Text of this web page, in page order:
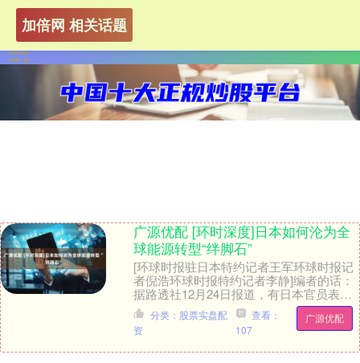
加倍网 相关话题
广源优配 [环时深度]日本如何沦为全
球能源转型“绊脚石”
[环球时报驻日本特约记者王军环球时报记
者倪浩环球时报特约记者李静]编者的话：
据路透社12月24日报道，有日本官员表
示，该国政府决定停止对大型光伏项目进
行财政支持....
广源优配
分类：股票实盘配
资
查看：
107